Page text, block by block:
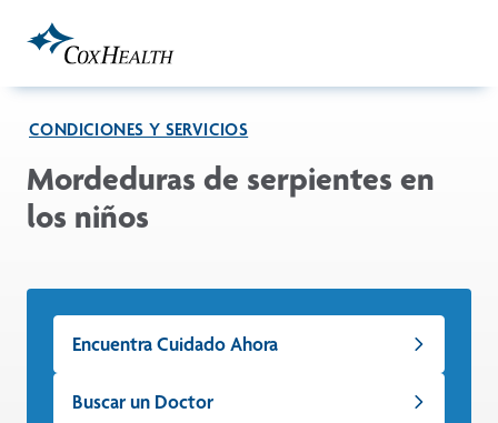
CONDICIONES Y SERVICIOS
Mordeduras de serpientes en
los niños
Encuentra Cuidado Ahora
Buscar un Doctor